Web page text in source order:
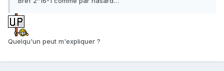
Quelqu'un peut m'expliquer ?